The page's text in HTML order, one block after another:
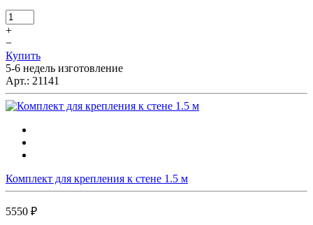
+
−
Купить
5-6 недель изготовление
Арт.: 21141
Комплект для крепления к стене 1.5 м
5550 ₽